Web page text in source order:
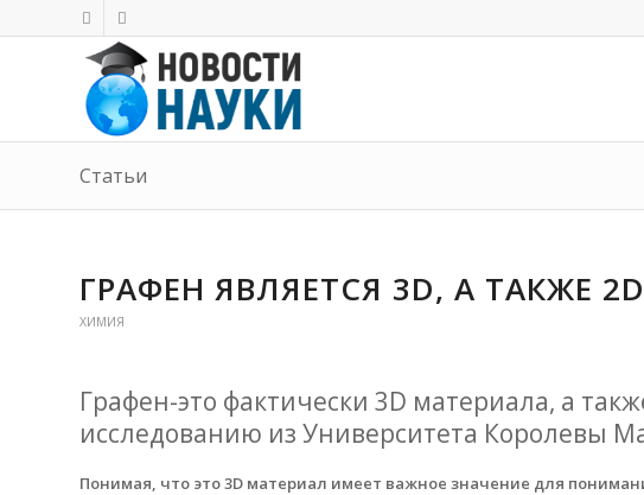
Статьи
ГРАФЕН ЯВЛЯЕТСЯ 3D, А ТАКЖЕ 2D
ХИМИЯ
Графен-это фактически 3D материала, а
исследованию из Университета Королевы
Понимая, что это 3D материал имеет важное значение для